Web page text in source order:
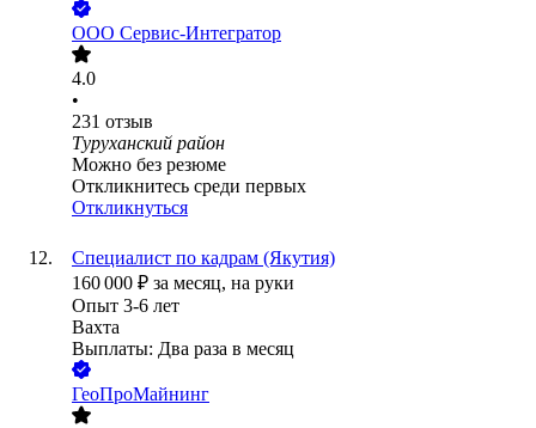
ООО Сервис-Интегратор
4.0
•
231 отзыв
Туруханский район
Можно без резюме
Откликнитесь среди первых
Откликнуться
Специалист по кадрам (Якутия)
160 000 ₽ за месяц, на руки
Опыт 3-6 лет
Вахта
Выплаты: Два раза в месяц
ГеоПроМайнинг